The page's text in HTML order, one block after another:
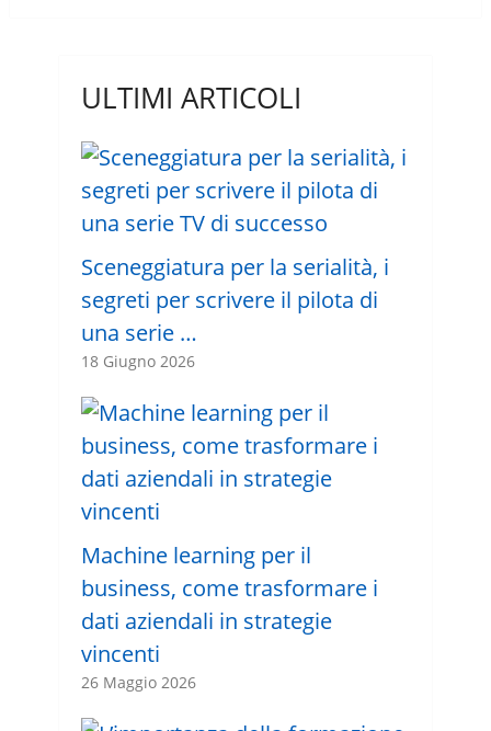
ULTIMI ARTICOLI
Sceneggiatura per la serialità, i
segreti per scrivere il pilota di
una serie …
18 Giugno 2026
Machine learning per il
business, come trasformare i
dati aziendali in strategie
vincenti
26 Maggio 2026